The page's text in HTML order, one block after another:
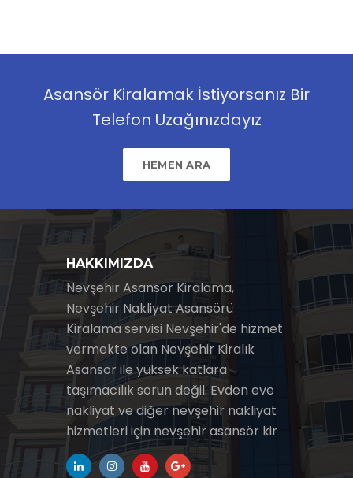
Asansör Kiralamak İstiyorsanız Bir
Telefon Uzağınızdayız
HEMEN ARA
HAKKIMIZDA
Nevşehir Asansör Kiralama,
Nevşehir Nakliyat Asansörü
Kiralama servisi Nevşehir'de hizmet
vermekte olan Nevşehir Kiralık
Asansör ile yüksek katlara
taşımacılık sorun değil. Evden eve
nakliyat ve diğer nevşehir nakliyat
hizmetleri için nevşehir asansör kir